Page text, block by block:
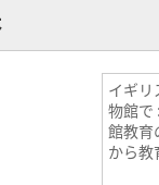
イギリ
物館で
館教育
から教